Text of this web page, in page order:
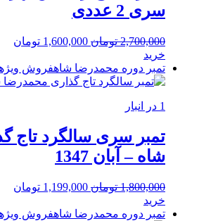
سری 2 عددی
2,700,000 تومان قیمت
2,700,000 تومان
بود.
1,600,000 تومان
خرید
تمبر دوره محمدرضا شاهفروش
1 در انبار
تمبر سری سالگرد تاج
شاه – آبان 1347
1,800,000 تومان قیمت
1,800,000 تومان
1,199,000 تومان
خرید
تمبر دوره محمدرضا شاهفروش